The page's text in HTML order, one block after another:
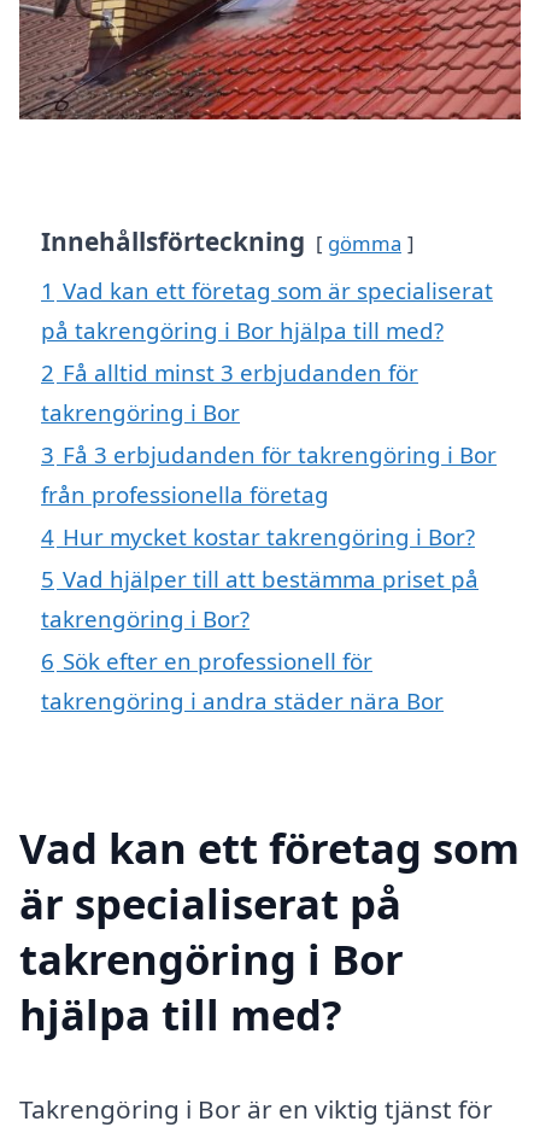
Innehållsförteckning gömma
1 Vad kan ett företag som är specialiserat
på takrengöring i Bor hjälpa till med?
2 Få alltid minst 3 erbjudanden för
takrengöring i Bor
3 Få 3 erbjudanden för takrengöring i Bor
från professionella företag
4 Hur mycket kostar takrengöring i Bor?
5 Vad hjälper till att bestämma priset på
takrengöring i Bor?
6 Sök efter en professionell för
takrengöring i andra städer nära Bor
Vad kan ett företag som
är specialiserat på
takrengöring i Bor
hjälpa till med?
Takrengöring i Bor är en viktig tjänst för